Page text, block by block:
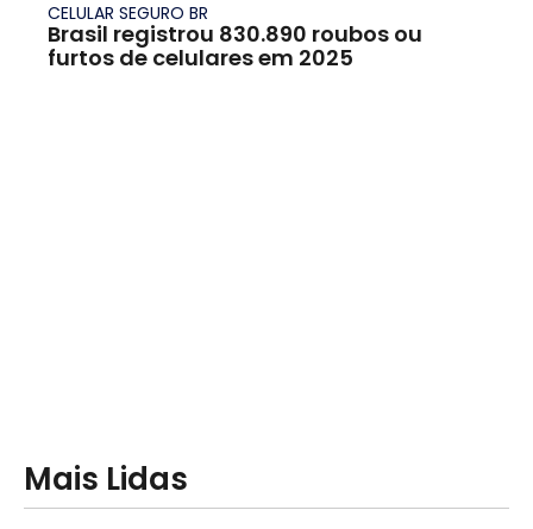
CELULAR SEGURO BR
Brasil registrou 830.890 roubos ou
furtos de celulares em 2025
Mais Lidas